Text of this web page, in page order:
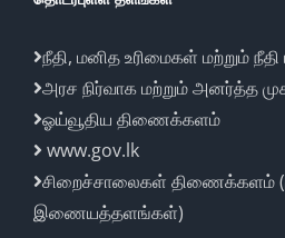
நீதி, மனித உரிமைகள் மற்றும்
அரச நிர்வாக மற்றும் அனர்த்த
ஓய்வூதிய திணைக்களம்
www.gov.lk
சிறைச்சாலைகள் திணைக்களம்
இணையத்தளங்கள்)